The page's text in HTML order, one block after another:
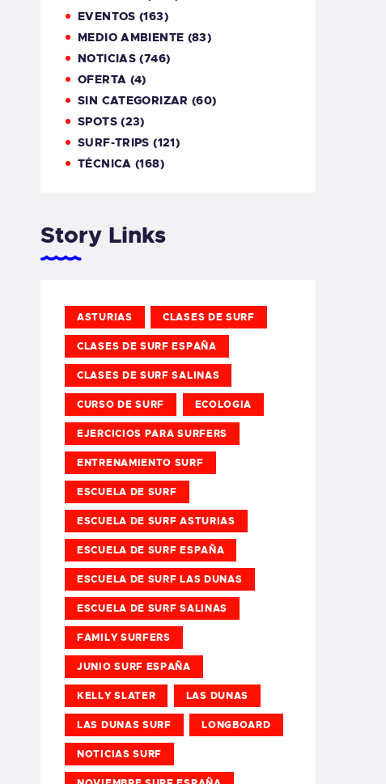
EVENTOS (163)
MEDIO AMBIENTE (83)
NOTICIAS (746)
OFERTA (4)
SIN CATEGORIZAR (60)
SPOTS(23)
SURF-TRIPS (121)
TÉCNICA (168)
Story Links
ASTURIAS CLASES DE SURF
CLASES DE SURF ESPAÑA
CLASES DE SURF SALINAS
CURSO DE SURF ECOLOGIA
EJERCICIOS PARA SURFERS
ENTRENAMIENTO SURF
ESCUELA DE SURF
ESCUELA DE SURF ASTURIAS
ESCUELA DE SURF ESPAÑA
ESCUELA DE SURF LAS DUNAS
ESCUELA DE SURF SALINAS
FAMILY SURFERS
JUNIO SURF ESPAÑA
KELLY SLATER LAS DUNAS
LAS DUNAS SURF LONGBOARD
NOTICIAS SURF